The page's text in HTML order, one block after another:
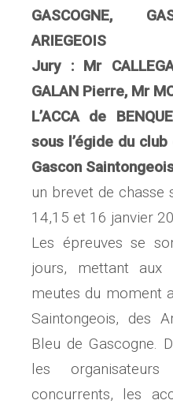
GASCOGNE,
ARIEGEOIS
Jury : Mr
GALAN Pierre, Mr
L’ACCA de
sous l’égide du
Gascon
un brevet de chasse
14,15 et 16 janvier
Les épreuves se
jours, mettant aux
meutes du moment
Saintongeois, des
Bleu de Gascogne.
les
concurrents, les